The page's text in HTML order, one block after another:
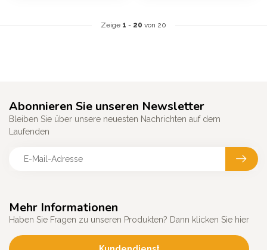
Zeige 1 - 20 von 20
Mehr Informationen
Haben Sie Fragen zu unseren Produkten? Dann klicken Sie hier
Abonnieren Sie unseren Newsletter
Bleiben Sie über unsere neuesten Nachrichten auf dem
Laufenden